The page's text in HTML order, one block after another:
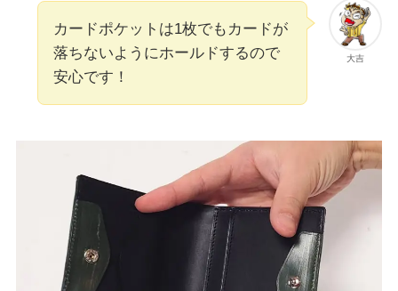
大吉
カードポケットは1枚でもカードが
落ちないようにホールドするので
安心です！